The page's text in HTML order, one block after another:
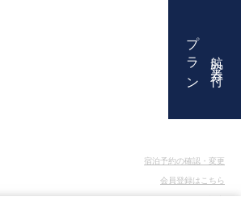
航空券付
プラン
宿泊予約の確認・変更
会員登録はこちら